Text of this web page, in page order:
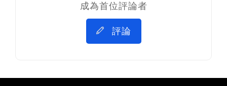
成為首位評論者
評論